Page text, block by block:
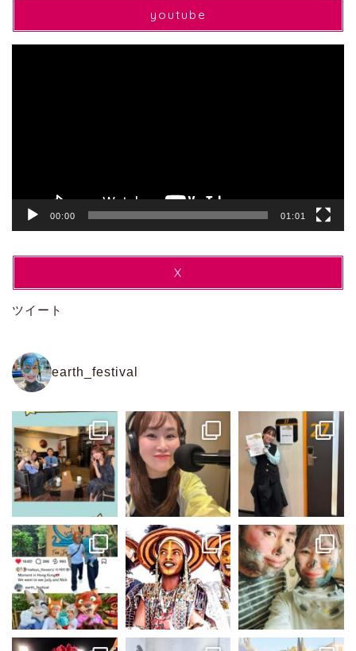
youtube
00:00 01:01
X
ツイート
earth_festival